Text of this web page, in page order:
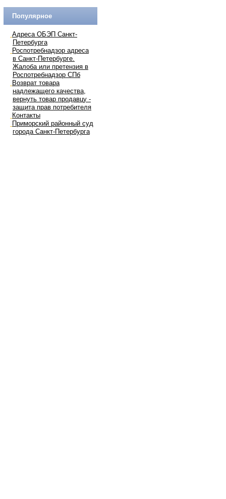
Популярное
Адреса ОБЭП Санкт-
Петербурга
Роспотребнадзор адреса
в Санкт-Петербурге.
Жалоба или претензия в
Роспотребнадзор СПб
Возврат товара
надлежащего качества,
вернуть товар продавцу -
защита прав потребителя
Контакты
Приморский районный суд
города Санкт-Петербурга